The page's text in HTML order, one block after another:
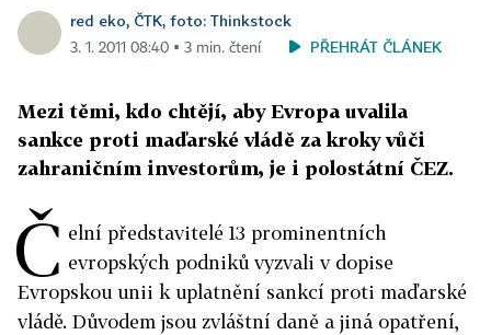
red eko, ČTK, foto: Thinkstock
3. 1. 2011 08:40 ▪ 3 min. čtení PŘEHRÁT ČLÁNEK
Mezi těmi, kdo chtějí, aby Evropa uvalila
sankce proti maďarské vládě za kroky vůči
zahraničním investorům, je i polostátní ČEZ.
Č elní představitelé 13 prominentních
evropských podniků vyzvali v dopise
Evropskou unii k uplatnění sankcí proti maďarské
vládě. Důvodem jsou zvláštní daně a jiná opatření,